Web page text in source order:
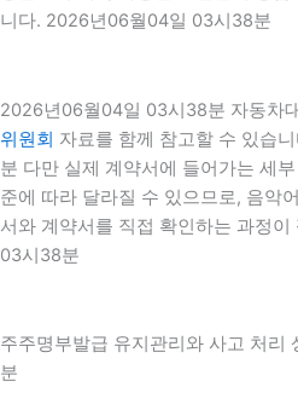
니다. 2026년06월04일 03시38분
2026년06월04일 03시38분 자동차
위원회 자료를 함께 참고할 수 있습
분 다만 실제 계약서에 들어가는 세
준에 따라 달라질 수 있으므로, 음악
서와 계약서를 직접 확인하는 과정
03시38분
주주명부발급 유지관리와 사고 처
분